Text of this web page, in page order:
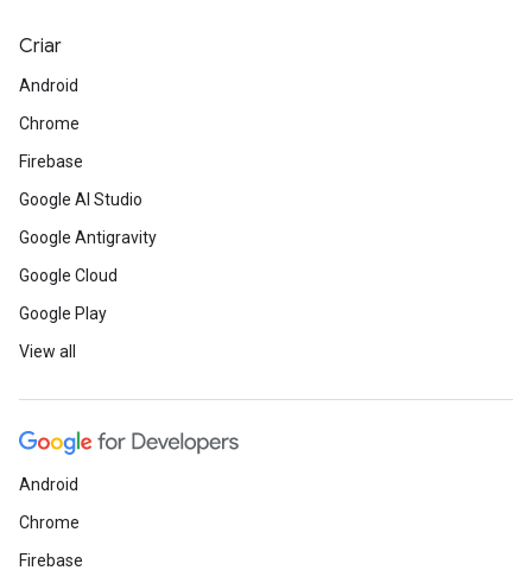
Criar
Android
Chrome
Firebase
Google AI Studio
Google Antigravity
Google Cloud
Google Play
View all
Android
Chrome
Firebase